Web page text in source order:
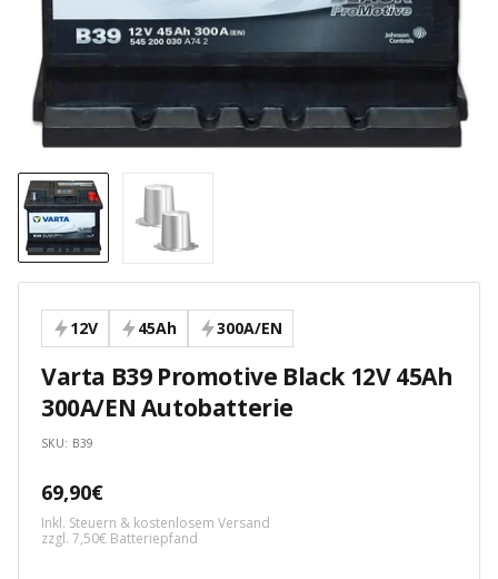
12V 45Ah 300A/EN
Varta B39 Promotive Black 12V 45Ah
300A/EN Autobatterie
SKU: B39
Angebotspreis
69,90€
Inkl. Steuern & kostenlosem Versand
zzgl. 7,50€ Batteriepfand